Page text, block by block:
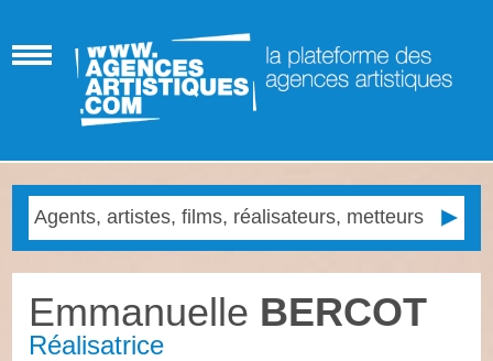
Emmanuelle BERCOT
Réalisatrice